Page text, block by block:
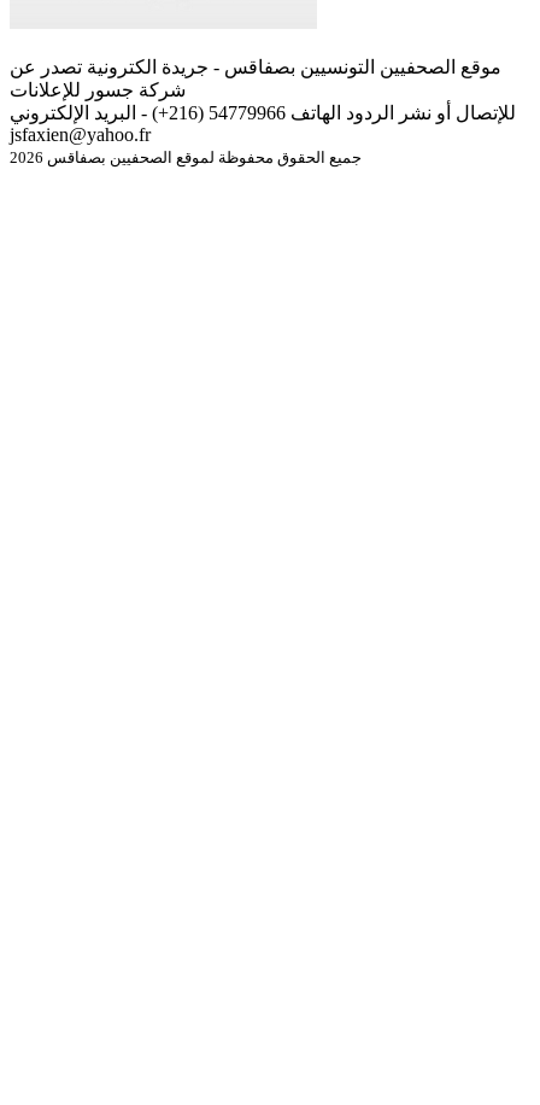
موقع الصحفيين التونسيين بصفاقس - جريدة الكترونية تصدر عن
شركة جسور للإعلانات
للإتصال أو نشر الردود الهاتف 54779966 (216+) - البريد الإلكتروني
jsfaxien@yahoo.fr
جميع الحقوق محفوظة لموقع الصحفيين بصفاقس 2026